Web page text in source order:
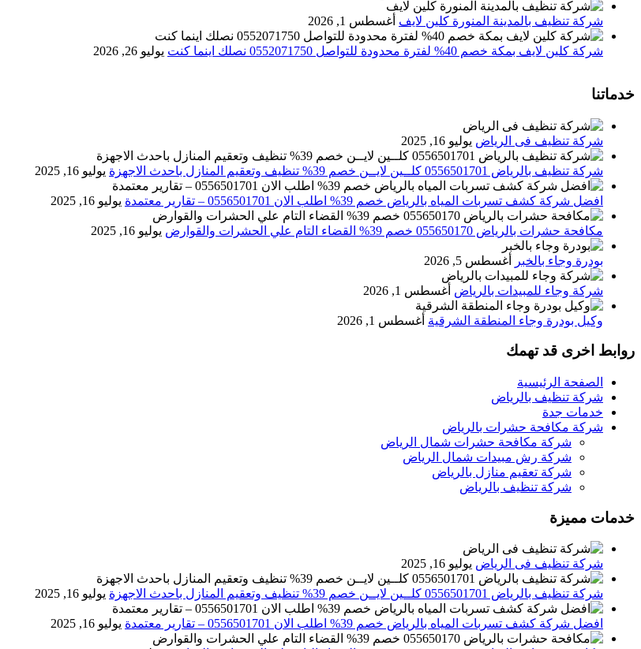
شركة تنظيف بالمدينة المنورة كلين لايف أغسطس 1, 2026
شركة كلين لايف بمكة خصم 40% لفترة محدودة للتواصل 0552071750 نصلك اينما كنت يوليو 26, 2026
خدماتنا
شركة تنظيف فى الرياض يوليو 16, 2025
شركة تنظيف بالرياض 0556501701 كلــين لايــن خصم 39% تنظيف وتعقيم المنازل باحدث الاجهزة يوليو 16, 2025
افضل شركة كشف تسربات المياه بالرياض خصم 39% اطلب الان 0556501701‬‏ – تقارير معتمدة يوليو 16, 2025
مكافحة حشرات بالرياض 055650170 خصم 39% القضاء التام علي الحشرات والقوارض يوليو 16, 2025
بودرة وجاء بالخبر أغسطس 5, 2026
شركة وجاء للمبيدات بالرياض أغسطس 1, 2026
وكيل بودرة وجاء المنطقة الشرقية أغسطس 1, 2026
روابط اخرى قد تهمك
الصفحة الرئيسية
شركة تنظيف بالرياض
خدمات جدة
شركة مكافحة حشرات بالرياض
شركة مكافحة حشرات شمال الرياض
شركة رش مبيدات شمال الرياض
شركة تعقيم منازل بالرياض
شركة تنظيف بالرياض
خدمات مميزة
شركة تنظيف فى الرياض يوليو 16, 2025
شركة تنظيف بالرياض 0556501701 كلــين لايــن خصم 39% تنظيف وتعقيم المنازل باحدث الاجهزة يوليو 16, 2025
افضل شركة كشف تسربات المياه بالرياض خصم 39% اطلب الان 0556501701‬‏ – تقارير معتمدة يوليو 16, 2025